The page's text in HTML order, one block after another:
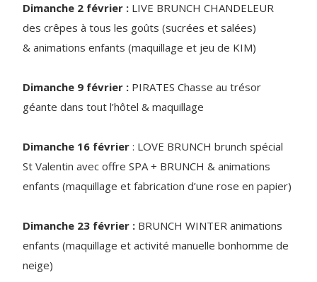
Dimanche 2 février : LIVE BRUNCH CHANDELEUR
des crêpes à tous les goûts (sucrées et salées)
& animations enfants (maquillage et jeu de KIM)
Dimanche 9 février : PIRATES Chasse au trésor
géante dans tout l’hôtel & maquillage
Dimanche 16 février : LOVE BRUNCH brunch spécial
St Valentin avec offre SPA + BRUNCH & animations
enfants (maquillage et fabrication d’une rose en papier)
Dimanche 23 février : BRUNCH WINTER animations
enfants (maquillage et activité manuelle bonhomme de
neige)